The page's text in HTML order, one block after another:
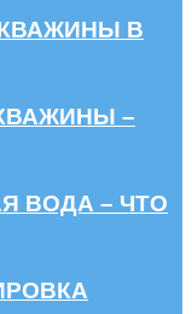
В
–
ВОДА – ЧТО